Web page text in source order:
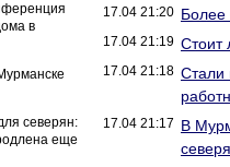
в
северян:
еще
17.04 21:20 Более
17.04 21:19 Стоит
17.04 21:18 Стали
17.04 21:17 В